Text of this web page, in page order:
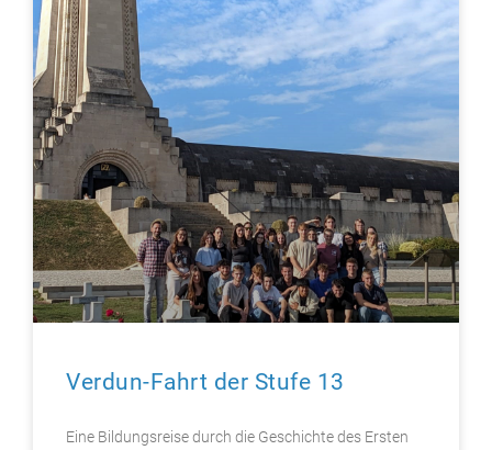
Verdun-Fahrt der Stufe 13
Eine Bildungsreise durch die Geschichte des Ersten